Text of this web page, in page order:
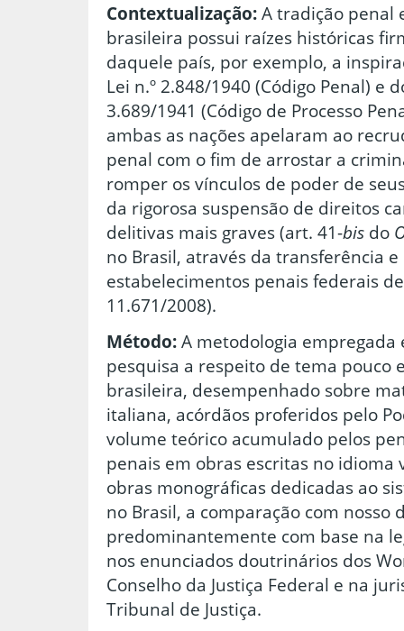
Contextualização:A tradição penal
brasileira possui raízes históricas
daquele país, por exemplo, a
Lei n.º 2.848/1940 (Código Penal) e
3.689/1941 (Código de Processo
ambas as nações apelaram ao
penal com o fim de arrostar a
romper os vínculos de poder de
da rigorosa suspensão de direitos
delitivas mais graves (art. 41-bis do
no Brasil, através da transferência
estabelecimentos penais federais
11.671/2008).
Método:A metodologia
pesquisa a respeito de tema pouco
brasileira, desempenhado sobre
italiana, acórdãos proferidos pelo
volume teórico acumulado pelos
penais em obras escritas no idioma
obras monográficas dedicadas ao
no Brasil, a comparação com nosso
predominantemente com base na
nos enunciados doutrinários dos
Conselho da Justiça Federal e na
Tribunal de Justiça.